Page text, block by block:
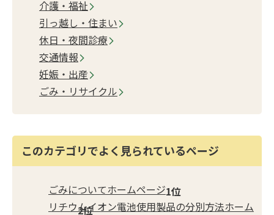
介護・福祉
引っ越し・住まい
休日・夜間診療
交通情報
妊娠・出産
ごみ・リサイクル
このカテゴリでよく見られているページ
ごみについてホームページ
リチウムイオン電池使用製品の分別方法ホーム